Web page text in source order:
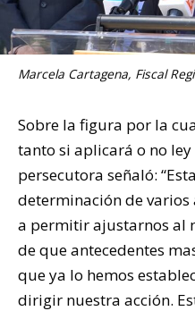
Marcela Cartagena, Fiscal
Sobre la figura por la
tanto si aplicará o no
persecutora señaló:
determinación de varios
a permitir ajustarnos al
de que antecedentes
que ya lo hemos
dirigir nuestra acción.